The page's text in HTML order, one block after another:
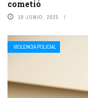
cometió
19 JUNIO, 2025
VIOLENCIA POLICIAL